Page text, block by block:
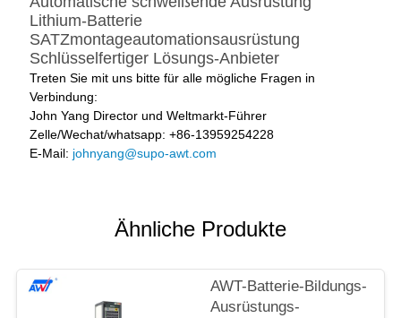
Lithium-Batterie
SATZmontageautomationsausrüstung
Schlüsselfertiger Lösungs-Anbieter
Treten Sie mit uns bitte für alle mögliche Fragen in
Verbindung:
John Yang Director und Weltmarkt-Führer
Zelle/Wechat/whatsapp: +86-13959254228
E-Mail: johnyang@supo-awt.com
Ähnliche Produkte
AWT-Batterie-Bildungs-
Ausrüstungs-